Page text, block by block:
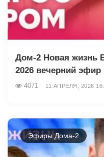
Дом-2 Новая жизнь
2026 вечерний эфир
4071 11 АПРЕЛЯ, 2026
Эфиры Дома-2